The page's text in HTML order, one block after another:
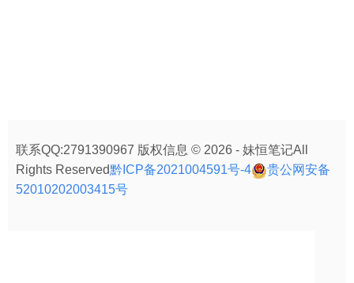
联系QQ:2791390967 版权信息 © 2026 - 妹恒笔记All
Rights Reserved黔ICP备2021004591号-4
贵公网安备
52010202003415号